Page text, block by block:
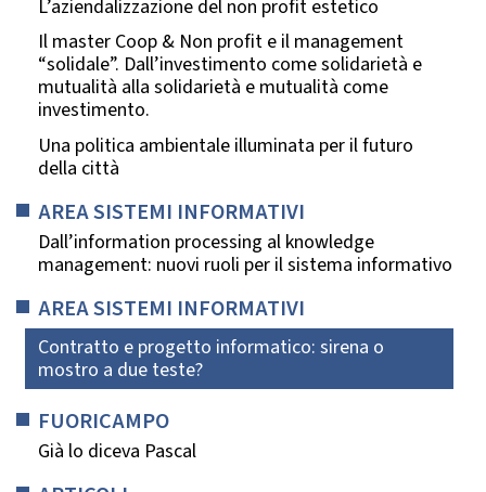
L’aziendalizzazione del non profit estetico
Il master Coop & Non profit e il management
“solidale”. Dall’investimento come solidarietà e
mutualità alla solidarietà e mutualità come
investimento.
Una politica ambientale illuminata per il futuro
della città
AREA SISTEMI INFORMATIVI
Dall’information processing al knowledge
management: nuovi ruoli per il sistema informativo
AREA SISTEMI INFORMATIVI
Contratto e progetto informatico: sirena o
mostro a due teste?
FUORICAMPO
Già lo diceva Pascal